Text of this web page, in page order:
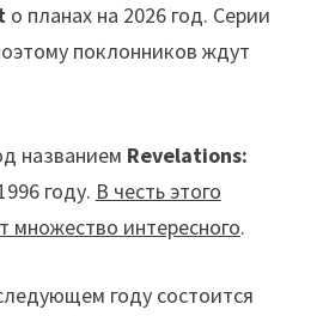
о планах на 2026 год. Серии
поклонников ждут
названием Revelations:
году. В честь этого
множество интересного.
году состоится